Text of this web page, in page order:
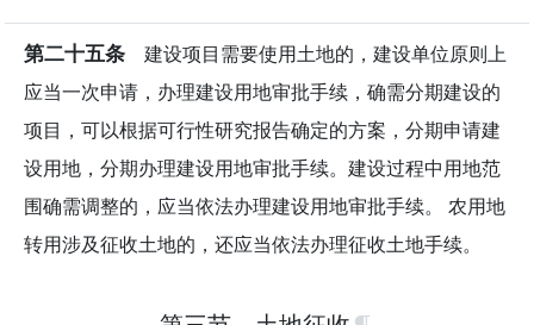
第二十五条 建设项目需要使用土地的，建设单位原则上
应当一次申请，办理建设用地审批手续，确需分期建设的
项目，可以根据可行性研究报告确定的方案，分期申请建
设用地，分期办理建设用地审批手续。建设过程中用地范
围确需调整的，应当依法办理建设用地审批手续。 农用地
转用涉及征收土地的，还应当依法办理征收土地手续。